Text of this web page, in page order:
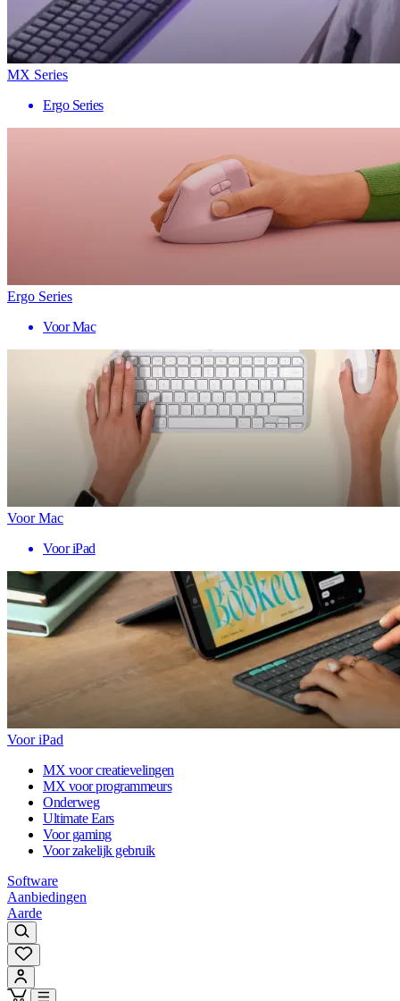
MX Series
Ergo Series
Ergo Series
Voor Mac
Voor Mac
Voor iPad
Voor iPad
MX voor creatievelingen
MX voor programmeurs
Onderweg
Ultimate Ears
Voor gaming
Voor zakelijk gebruik
Software
Aanbiedingen
Aarde